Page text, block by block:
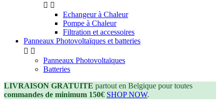
 
Echangeur à Chaleur
Pompe à Chaleur
Filtration et accessoires
Panneaux Photovoltaïques et batteries
 
Panneaux Photovoltaïques
Batteries
LIVRAISON GRATUITE partout en Belgique pour toutes
commandes de minimum 150€ SHOP NOW.